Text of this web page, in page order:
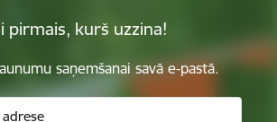
pirmais, kurš uzzina!
saņemšanai savā e-pastā.